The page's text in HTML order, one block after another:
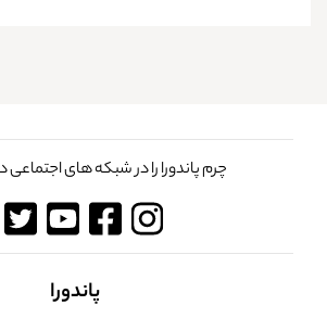
چرم پاندورا را در شبکه های اجتماعی
پاندورا